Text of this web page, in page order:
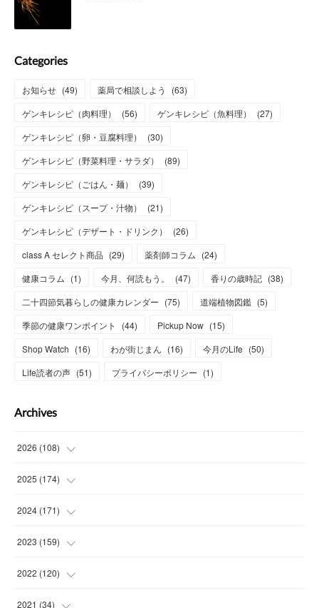
Categories
お知らせ (49) 薬局で相談しよう (63)
ゲンキレシピ（肉料理）
(56) ゲンキレシピ（魚料理） (27)
ゲンキレシピ（卵・豆腐料理）
(30)
ゲンキレシピ（野菜料理・サラダ）
(89)
ゲンキレシピ（ごはん・麺）
(39)
ゲンキレシピ（スープ・汁物）
(21)
ゲンキレシピ（デザート・ドリンク）
(26)
class A セレクト商品 (29) 薬剤師コラム (24)
健康コラム (1) 今月、何読もう。 (47) 香りの歳時記 (38)
二十四節気暮らしの健康カレンダー (75) 道端植物図鑑 (5)
季節の健康ワンポイント
(44) Pickup Now (15)
Shop Watch (16) わが街じまん (16) 今月のLife (50)
Life読者の声 (51) プライバシーポリシー (1)
Archives
2026 (108)
(6)
(15
(15
(13
2025 (174)
(14
(14
(15
(15
2024 (171)
(13
(13
(15
2023 (159)
(14
(14 )
2022 (120)
(14 )
2021 (34)